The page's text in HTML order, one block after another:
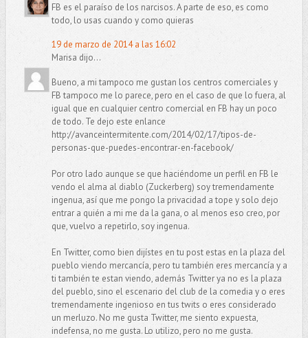
FB es el paraíso de los narcisos. A parte de eso, es como
todo, lo usas cuando y como quieras
19 de marzo de 2014 a las 16:02
Marisa dijo...
Bueno, a mi tampoco me gustan los centros comerciales y
FB tampoco me lo parece, pero en el caso de que lo fuera, al
igual que en cualquier centro comercial en FB hay un poco
de todo. Te dejo este enlance
http://avanceintermitente.com/2014/02/17/tipos-de-
personas-que-puedes-encontrar-en-facebook/
Por otro lado aunque se que haciéndome un perfil en FB le
vendo el alma al diablo (Zuckerberg) soy tremendamente
ingenua, así que me pongo la privacidad a tope y solo dejo
entrar a quién a mi me da la gana, o al menos eso creo, por
que, vuelvo a repetirlo, soy ingenua.
En Twitter, como bien dijístes en tu post estas en la plaza del
pueblo viendo mercancía, pero tu también eres mercancía y a
ti también te estan viendo, además Twitter ya no es la plaza
del pueblo, sino el escenario del club de la comedia y o eres
tremendamente ingenioso en tus twits o eres considerado
un merluzo. No me gusta Twitter, me siento expuesta,
indefensa, no me gusta. Lo utilizo, pero no me gusta.